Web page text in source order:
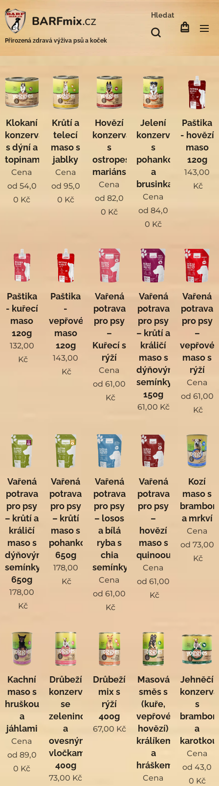
BARFmix.cz
Přirozená zdravá výživa psů a koček
Hledat
Klokaní
konzerva
s dýní a
topinamburem
Cena
od 54,0
0 Kč
Krůtí a
telecí
maso s
jablky
Cena
od 95,0
0 Kč
Hovězí
konzerva
s
ostropestřcem
mariánským
Cena
od82,0
0 Kč
Jelení
konzerva
s
pohankou
a
brusinkami
Cena
od84,0
0 Kč
Paštika
- hovězí
maso
120g
143,00
Kč
Paštika
- kuřecí
maso
120g
132,00
Kč
Paštika
-
vepřové
maso
120g
143,00
Kč
Vařená
potrava
pro psy
–
Kuřecí s
rýží
Cena
od61,00
Kč
Vařená
potrava
pro psy
– krůtí a
králičí
maso s
dýňovými
semínky
150g
61,00 Kč
Vařená
potrava
pro psy
–
vepřové
maso s
rýží
Cena
od 61,00
Kč
Vařená
potrava
pro psy
– krůtí a
králičí
maso s
dýňovými
semínky
650g
178,00
Kč
Vařená
potrava
pro psy
– krůtí
maso s
pohankou
650g
178,00
Kč
Vařená
potrava
pro psy
– losos
a bílá
ryba s
chia
semínky
Cena
od61,00
Kč
Vařená
potrava
pro psy
–
hovězí
maso s
quinoou
Cena
od61,00
Kč
Kozí
maso s
a mrkví
Cena
od 73,00
Kč
Kachní
maso s
hruškou
a
jáhlami
Cena
od 89,0
0 Kč
Drůbeží
konzerva
se
zeleninou
a
ovesnými
vločkami
400g
73,00 Kč
Drůbeží
mix s
rýží
400g
67,00 Kč
Masová
směs s
(kuře,
vepřové,
hovězí)
králíkem
a
hráškem
Cena
Jehněčí
konzerva
s
a
karotkou
Cena
od43,0
0 Kč